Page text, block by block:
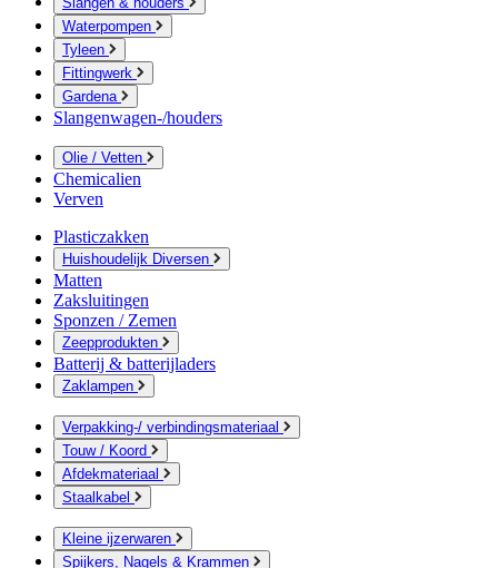
Waterpompen
Tyleen
Fittingwerk
Gardena
Slangenwagen-/houders
Olie / Vetten
Chemicalien
Verven
Plasticzakken
Huishoudelijk Diversen
Matten
Zaksluitingen
Sponzen / Zemen
Zeepprodukten
Batterij & batterijladers
Zaklampen
Verpakking-/ verbindingsmateriaal
Touw / Koord
Afdekmateriaal
Staalkabel
Kleine ijzerwaren
Spijkers, Nagels & Krammen